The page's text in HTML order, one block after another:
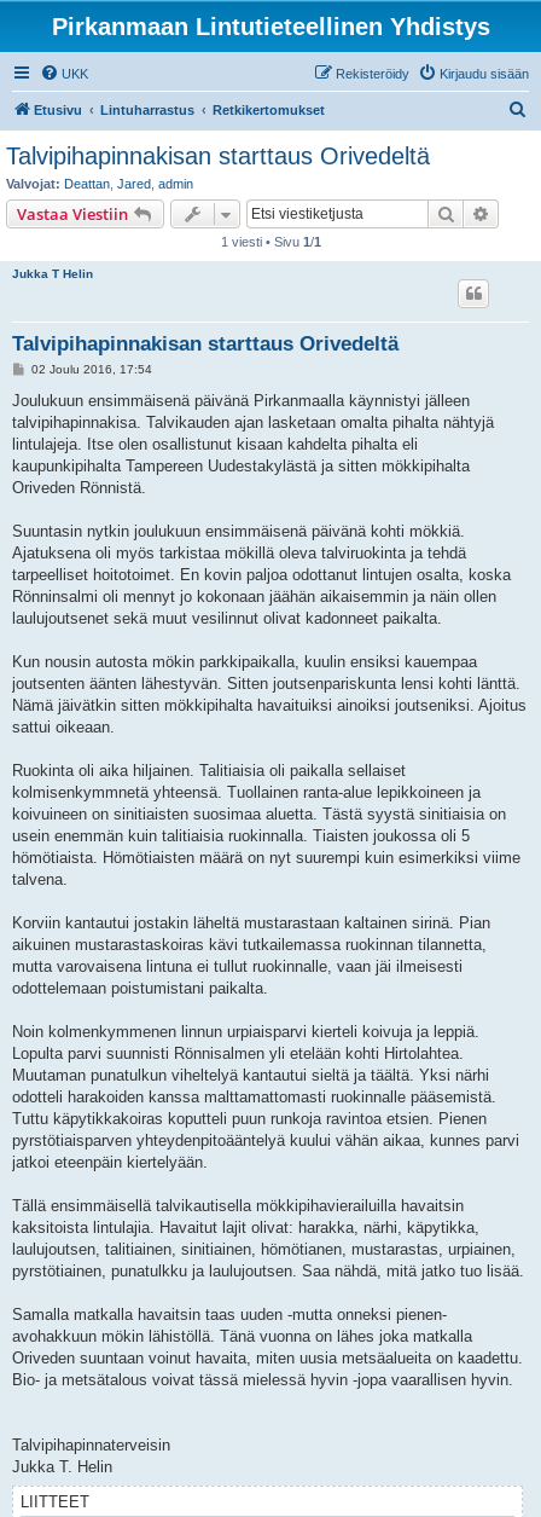
Pirkanmaan Lintutieteellinen Yhdistys
UKK Kirjaudu sisään
Rekisteröidy
Etusivu Lintuharrastus Retkikertomukset
Talvipihapinnakisan starttaus Orivedeltä
Valvojat: Deattan Jared admin
Vastaa Viestiin Etsi
1 viesti • Sivu 1/1
Jukka T Helin
Talvipihapinnakisan starttaus Orivedeltä
V
e
t
i
02 Joulu 2016, 17:54
Joulukuun ensimmäisenä päivänä Pirkanmaalla käynnistyi jälleen
talvipihapinnakisa. Talvikauden ajan lasketaan omalta pihalta nähtyjä
lintulajeja. Itse olen osallistunut kisaan kahdelta pihalta eli
kaupunkipihalta Tampereen Uudestakylästä ja sitten mökkipihalta
Oriveden Rönnistä.
Suuntasin nytkin joulukuun ensimmäisenä päivänä kohti mökkiä.
Ajatuksena oli myös tarkistaa mökillä oleva talviruokinta ja tehdä
tarpeelliset hoitotoimet. En kovin paljoa odottanut lintujen osalta, koska
Rönninsalmi oli mennyt jo kokonaan jäähän aikaisemmin ja näin ollen
laulujoutsenet sekä muut vesilinnut olivat kadonneet paikalta.
Kun nousin autosta mökin parkkipaikalla, kuulin ensiksi kauempaa
joutsenten äänten lähestyvän. Sitten joutsenpariskunta lensi kohti länttä.
Nämä jäivätkin sitten mökkipihalta havaituiksi ainoiksi joutseniksi. Ajoitus
sattui oikeaan.
Ruokinta oli aika hiljainen. Talitiaisia oli paikalla sellaiset
kolmisenkymmnetä yhteensä. Tuollainen ranta-alue lepikkoineen ja
koivuineen on sinitiaisten suosimaa aluetta. Tästä syystä sinitiaisia on
usein enemmän kuin talitiaisia ruokinnalla. Tiaisten joukossa oli 5
hömötiaista. Hömötiaisten määrä on nyt suurempi kuin esimerkiksi viime
talvena.
Korviin kantautui jostakin läheltä mustarastaan kaltainen sirinä. Pian
aikuinen mustarastaskoiras kävi tutkailemassa ruokinnan tilannetta,
mutta varovaisena lintuna ei tullut ruokinnalle, vaan jäi ilmeisesti
odottelemaan poistumistani paikalta.
Noin kolmenkymmenen linnun urpiaisparvi kierteli koivuja ja leppiä.
Lopulta parvi suunnisti Rönnisalmen yli etelään kohti Hirtolahtea.
Muutaman punatulkun viheltelyä kantautui sieltä ja täältä. Yksi närhi
odotteli harakoiden kanssa malttamattomasti ruokinnalle pääsemistä.
Tuttu käpytikkakoiras koputteli puun runkoja ravintoa etsien. Pienen
pyrstötiaisparven yhteydenpitoääntelyä kuului vähän aikaa, kunnes parvi
jatkoi eteenpäin kiertelyään.
Tällä ensimmäisellä talvikautisella mökkipihavierailuilla havaitsin
kaksitoista lintulajia. Havaitut lajit olivat: harakka, närhi, käpytikka,
laulujoutsen, talitiainen, sinitiainen, hömötianen, mustarastas, urpiainen,
pyrstötiainen, punatulkku ja laulujoutsen. Saa nähdä, mitä jatko tuo lisää.
Samalla matkalla havaitsin taas uuden -mutta onneksi pienen-
avohakkuun mökin lähistöllä. Tänä vuonna on lähes joka matkalla
Oriveden suuntaan voinut havaita, miten uusia metsäalueita on kaadettu.
Bio- ja metsätalous voivat tässä mielessä hyvin -jopa vaarallisen hyvin.
Talvipihapinnaterveisin
Jukka T. Helin
LIITTEET